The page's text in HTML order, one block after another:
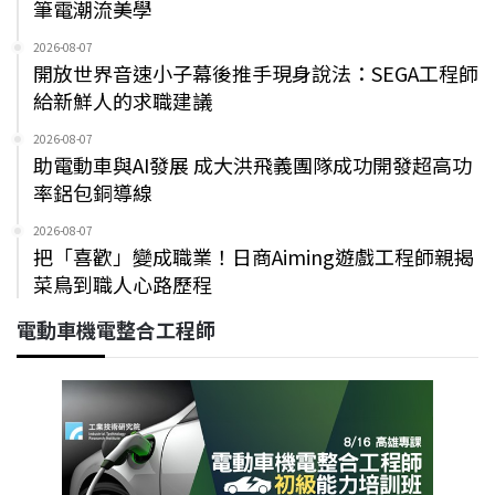
筆電潮流美學
2026-08-07
開放世界音速小子幕後推手現身說法：SEGA工程師
給新鮮人的求職建議
2026-08-07
助電動車與AI發展 成大洪飛義團隊成功開發超高功
率鋁包銅導線
2026-08-07
把「喜歡」變成職業！日商Aiming遊戲工程師親揭
菜鳥到職人心路歷程
電動車機電整合工程師